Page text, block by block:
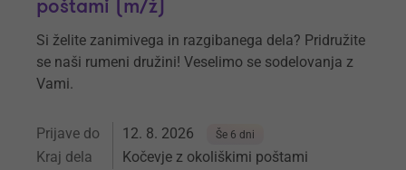
poštami (m/ž)
Si želite zanimivega in razgibanega dela? Pridružite
se naši rumeni družini! Veselimo se sodelovanja z
Vami.
Prijave do 12. 8. 2026 Še 6 dni
Kraj dela Kočevje z okoliškimi poštami